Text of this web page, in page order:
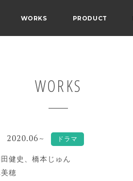
WORKS PRODUCT
WORKS
2020.06 ～ ドラマ
健史、橋本じゅん
穂